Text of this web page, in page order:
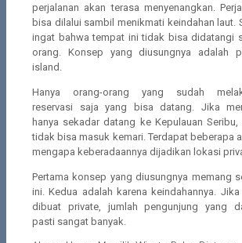
perjalanan akan terasa menyenangkan.
bisa dilalui sambil menikmati keindahan laut.
ingat bahwa tempat ini tidak bisa didatangi
orang. Konsep yang diusungnya adalah
island.
Hanya orang-orang yang sudah
reservasi saja yang bisa datang. Jika
hanya sekadar datang ke Kepulauan Seribu,
tidak bisa masuk kemari. Terdapat beberapa
mengapa keberadaannya dijadikan lokasi
Pertama konsep yang diusungnya memang
ini. Kedua adalah karena keindahannya.
dibuat private, jumlah pengunjung yang
pasti sangat banyak.